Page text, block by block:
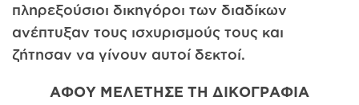
πληρεξούσιοι δικηγόροι των διαδίκων
ανέπτυξαν τους ισχυρισμούς τους και
ζήτησαν να γίνουν αυτοί δεκτοί.
ΑΦΟΥ ΜΕΛΕΤΗΣΕ ΤΗ ΔΙΚΟΓΡΑΦΙΑ